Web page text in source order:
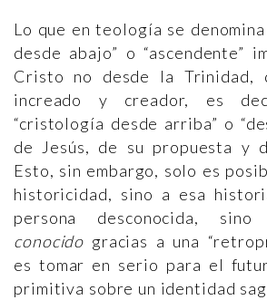
Lo que en teología se
desde abajo” o “ascendente”
Cristo no desde la Trinidad,
increado y creador, es
“cristología desde arriba” o
de Jesús, de su propuesta y
Esto, sin embargo, solo es
historicidad, sino a esa
persona desconocida, sino
conocido gracias a una
es tomar en serio para el
primitiva sobre un identidad